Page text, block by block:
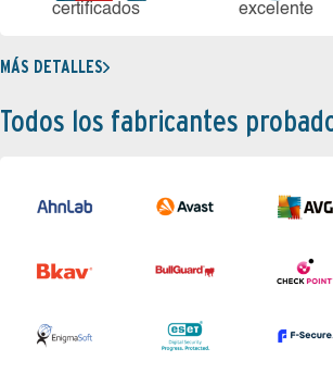
certi­ficados ex­ce­len­te
MÁS DETALLES
Todos los fabricantes